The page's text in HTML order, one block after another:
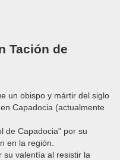
Tación de
un obispo y mártir del siglo
Capadocia (actualmente
de Capadocia" por su
en la región.
su valentía al resistir la